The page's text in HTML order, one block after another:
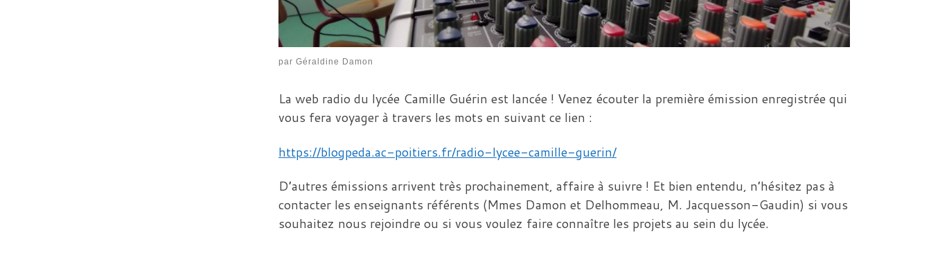
par Géraldine Damon
La web radio du lycée Camille Guérin est lancée ! Venez écouter la première émission enregistrée qui
vous fera voyager à travers les mots en suivant ce lien :
https://blogpeda.ac-poitiers.fr/radio-lycee-camille-guerin/
D’autres émissions arrivent très prochainement, affaire à suivre ! Et bien entendu, n’hésitez pas à
contacter les enseignants référents (Mmes Damon et Delhommeau, M. Jacquesson-Gaudin) si vous
souhaitez nous rejoindre ou si vous voulez faire connaître les projets au sein du lycée.